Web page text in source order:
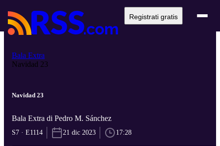
Registrati gratis
Bala Extra
Navidad 23
Navidad 23
Bala Extra di Pedro M. Sánchez
S7 · E1114 21 dic 2023 17:28